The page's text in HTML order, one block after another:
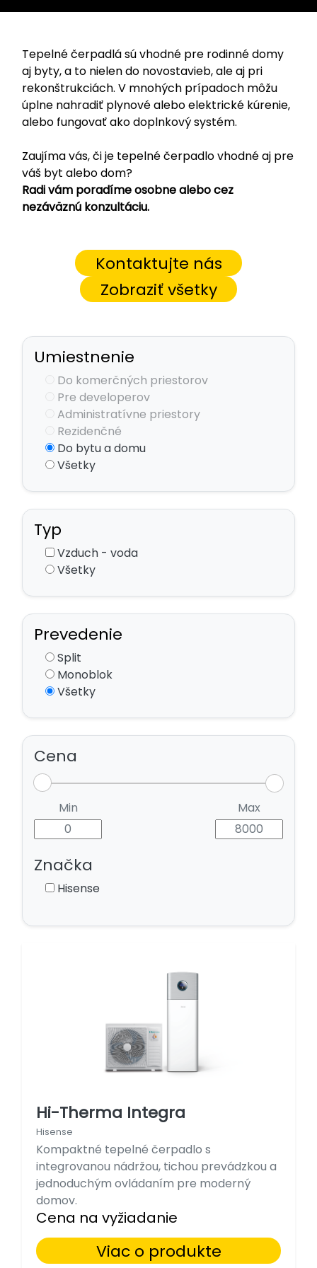
Tepelné čerpadlá sú vhodné pre rodinné domy
aj byty, a to nielen do novostavieb, ale aj pri
rekonštrukciách. V mnohých prípadoch môžu
úplne nahradiť plynové alebo elektrické kúrenie,
alebo fungovať ako doplnkový systém.
Zaujíma vás, či je tepelné čerpadlo vhodné aj pre
váš byt alebo dom?
Radi vám poradíme osobne alebo cez
nezáväznú konzultáciu.
Kontaktujte nás
Zobraziť všetky
Umiestnenie
Do komerčných priestorov
Pre developerov
Administratívne priestory
Rezidenčné
Do bytu a domu
Všetky
Typ
Vzduch - voda
Všetky
Prevedenie
Split
Monoblok
Všetky
Cena
Min Max
Značka
Hisense
Hi-Therma Integra
Hisense
Kompaktné tepelné čerpadlo s
integrovanou nádržou, tichou prevádzkou a
jednoduchým ovládaním pre moderný
domov.
Cena na vyžiadanie
Viac o produkte